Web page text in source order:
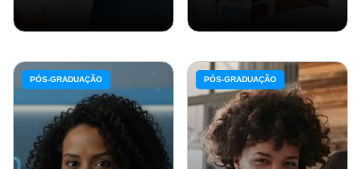
PÓS-GRADUAÇÃO PÓS-GRADUAÇÃO